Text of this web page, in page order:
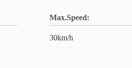
Max.Speed:
30km/h